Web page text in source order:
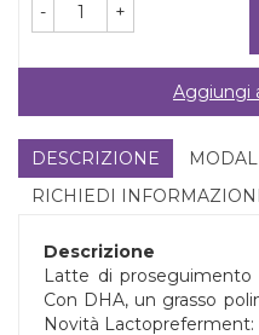
- +
Aggiungi
DESCRIZIONE
RICHIEDI INFORMAZIONI
Descrizione
Latte di proseguimento
Con DHA, un grasso
Novità